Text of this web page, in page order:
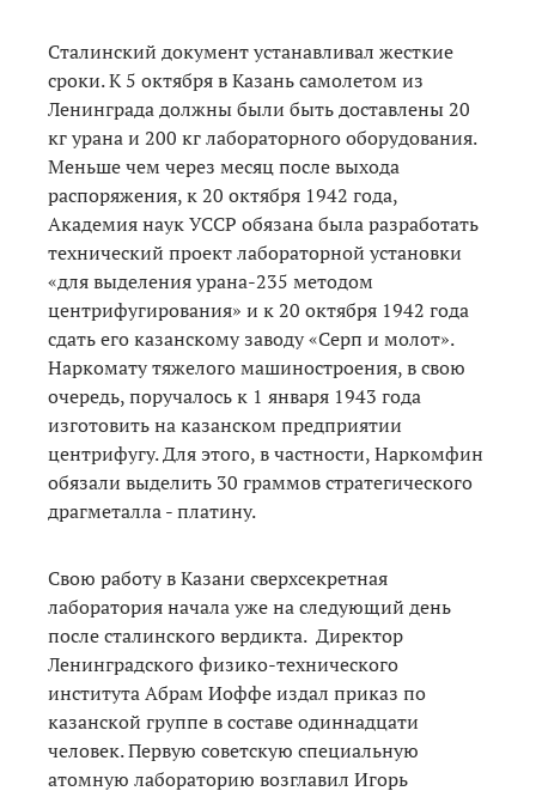
Сталинский документ устанавливал жесткие
сроки. К 5 октября в Казань самолетом из
Ленинграда должны были быть доставлены 20
кг урана и 200 кг лабораторного оборудования.
Меньше чем через месяц после выхода
распоряжения, к 20 октября 1942 года,
Академия наук УССР обязана была разработать
технический проект лабораторной установки
«для выделения урана-235 методом
центрифугирования» и к 20 октября 1942 года
сдать его казанскому заводу «Серп и молот».
Наркомату тяжелого машиностроения, в свою
очередь, поручалось к 1 января 1943 года
изготовить на казанском предприятии
центрифугу. Для этого, в частности, Наркомфин
обязали выделить 30 граммов стратегического
драгметалла - платину.
Свою работу в Казани сверхсекретная
лаборатория начала уже на следующий день
после сталинского вердикта. Директор
Ленинградского физико-технического
института Абрам Иоффе издал приказ по
казанской группе в составе одиннадцати
человек. Первую советскую специальную
атомную лабораторию возглавил Игорь